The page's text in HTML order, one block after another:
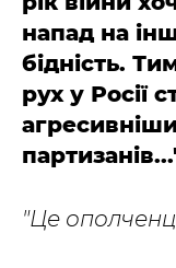
напад на
бідність.
рух у Росії
"Це